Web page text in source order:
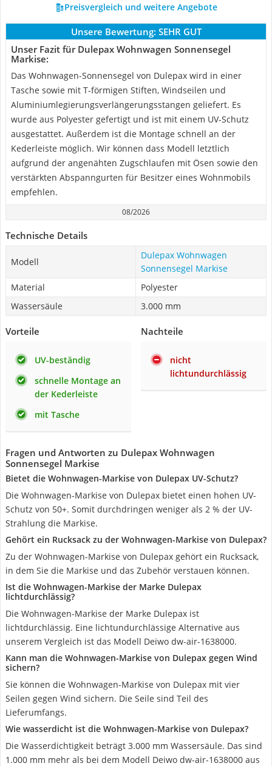
Preisvergleich und weitere Angebote
Unsere Bewertung: SEHR GUT
Unser Fazit für Dulepax Wohnwagen Sonnensegel
Markise:
Das Wohnwagen-Sonnensegel von Dulepax wird in einer
Tasche sowie mit T-förmigen Stiften, Windseilen und
Aluminiumlegierungsverlängerungsstangen geliefert. Es
wurde aus Polyester gefertigt und ist mit einem UV-Schutz
ausgestattet. Außerdem ist die Montage schnell an der
Kederleiste möglich. Wir können dass Modell letztlich
aufgrund der angenähten Zugschlaufen mit Ösen sowie den
verstärkten Abspanngurten für Besitzer eines Wohnmobils
empfehlen.
08/2026
Technische Details
Modell
Dulepax Wohnwagen
Sonnensegel Markise
Material
Polyester
Wassersäule
3.000 mm
Vorteile
UV-beständig
schnelle Montage an
der Kederleiste
mit Tasche
Nachteile
nicht
lichtundurchlässig
Fragen und Antworten zu Dulepax Wohnwagen
Sonnensegel Markise
Bietet die Wohnwagen-Markise von Dulepax UV-Schutz?
Die Wohnwagen-Markise von Dulepax bietet einen hohen UV-
Schutz von 50+. Somit durchdringen weniger als 2 % der UV-
Strahlung die Markise.
Gehört ein Rucksack zu der Wohnwagen-Markise von Dulepax?
Zu der Wohnwagen-Markise von Dulepax gehört ein Rucksack,
in dem Sie die Markise und das Zubehör verstauen können.
Ist die Wohnwagen-Markise der Marke Dulepax
lichtdurchlässig?
Die Wohnwagen-Markise der Marke Dulepax ist
lichtdurchlässig. Eine lichtundurchlässige Alternative aus
unserem Vergleich ist das Modell Deiwo dw-air-1638000.
Kann man die Wohnwagen-Markise von Dulepax gegen Wind
sichern?
Sie können die Wohnwagen-Markise von Dulepax mit vier
Seilen gegen Wind sichern. Die Seile sind Teil des
Lieferumfangs.
Wie wasserdicht ist die Wohnwagen-Markise von Dulepax?
Die Wasserdichtigkeit beträgt 3.000 mm Wassersäule. Das sind
1.000 mm mehr als bei dem Modell Deiwo dw-air-1638000 aus